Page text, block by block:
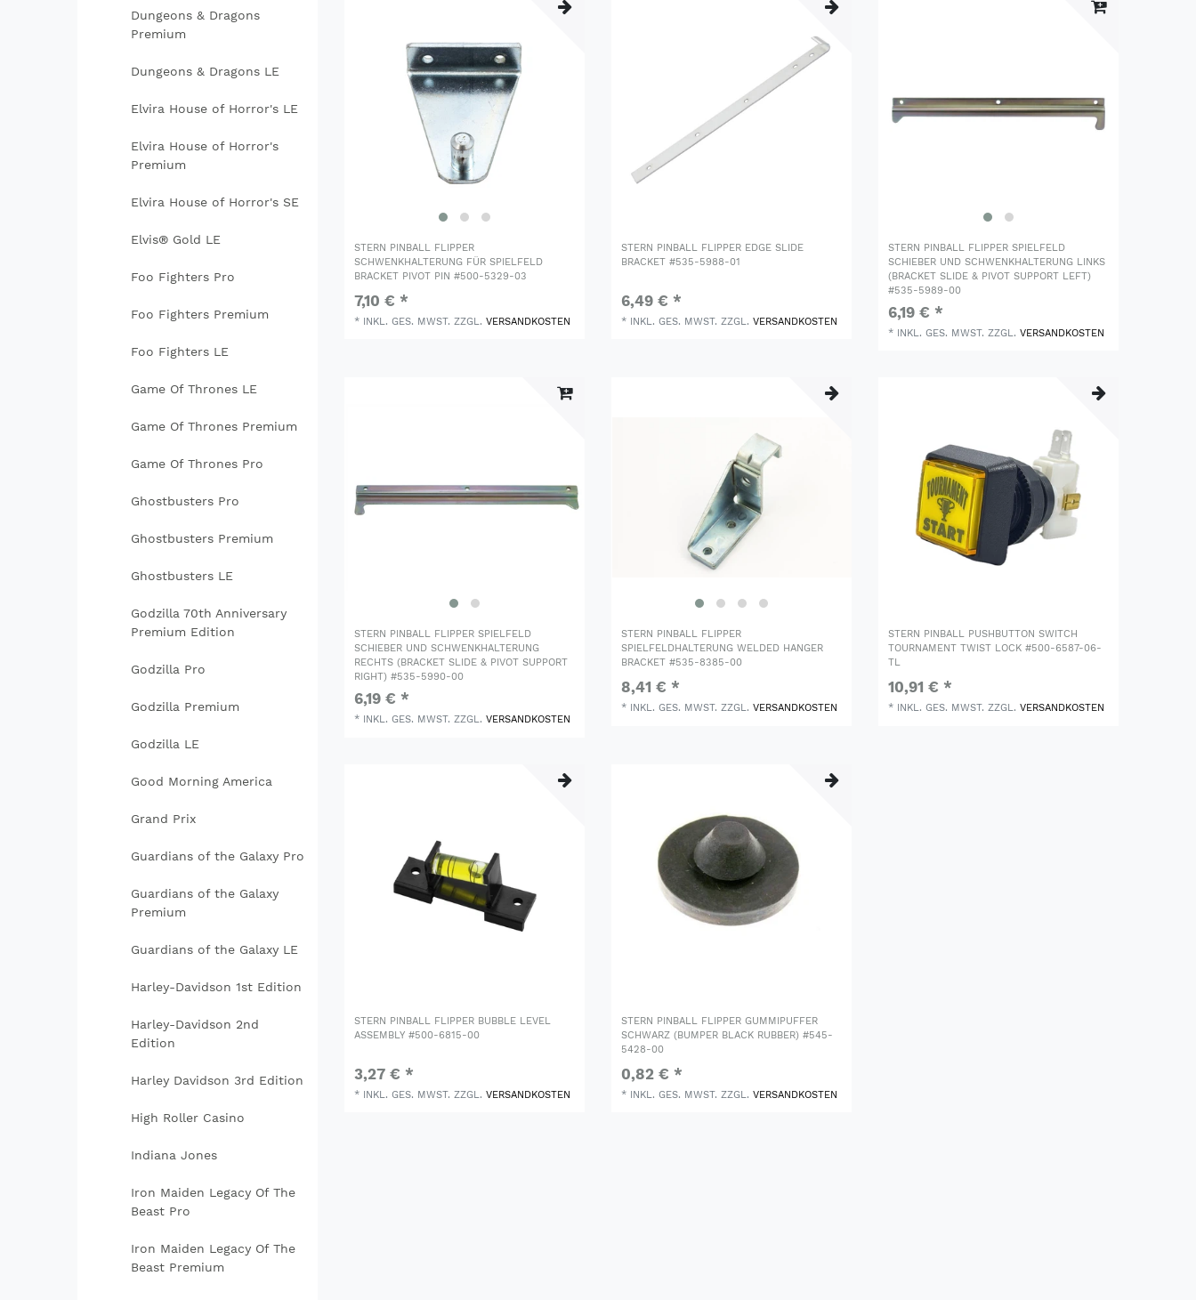
Dungeons & Dragons
Premium
Dungeons & Dragons LE
Elvira House of Horror's LE
Elvira House of Horror's
Premium
Elvira House of Horror's SE
Elvis® Gold LE
Foo Fighters Pro
Foo Fighters Premium
Foo Fighters LE
Game Of Thrones LE
Game Of Thrones Premium
Game Of Thrones Pro
Ghostbusters Pro
Ghostbusters Premium
Ghostbusters LE
Godzilla 70th Anniversary
Premium Edition
Godzilla Pro
Godzilla Premium
Godzilla LE
Good Morning America
Grand Prix
Guardians of the Galaxy Pro
Guardians of the Galaxy
Premium
Guardians of the Galaxy LE
Harley-Davidson 1st Edition
Harley-Davidson 2nd
Edition
Harley Davidson 3rd Edition
High Roller Casino
Indiana Jones
Iron Maiden Legacy Of The
Beast Pro
Iron Maiden Legacy Of The
Beast Premium
STERN PINBALL FLIPPER
SCHWENKHALTERUNG FÜR SPIELFELD
BRACKET PIVOT PIN #500-5329-03
7,10 € *
* INKL. GES. MWST. ZZGL.VERSANDKOSTEN
STERN PINBALL FLIPPER EDGE SLIDE
BRACKET #535-5988-01
6,49 € *
* INKL. GES. MWST. ZZGL.VERSANDKOSTEN
STERN PINBALL FLIPPER SPIELFELD
SCHIEBER UND SCHWENKHALTERUNG LINKS
(BRACKET SLIDE & PIVOT SUPPORT LEFT)
#535-5989-00
6,19 € *
* INKL. GES. MWST. ZZGL.VERSANDKOSTEN
STERN PINBALL FLIPPER SPIELFELD
SCHIEBER UND SCHWENKHALTERUNG
RECHTS (BRACKET SLIDE & PIVOT SUPPORT
RIGHT) #535-5990-00
6,19 € *
* INKL. GES. MWST. ZZGL.VERSANDKOSTEN
STERN PINBALL FLIPPER
SPIELFELDHALTERUNG WELDED HANGER
BRACKET #535-8385-00
8,41 € *
* INKL. GES. MWST. ZZGL.VERSANDKOSTEN
STERN PINBALL PUSHBUTTON SWITCH
TOURNAMENT TWIST LOCK #500-6587-06-
TL
10,91 € *
* INKL. GES. MWST. ZZGL.VERSANDKOSTEN
STERN PINBALL FLIPPER BUBBLE LEVEL
ASSEMBLY #500-6815-00
3,27 € *
* INKL. GES. MWST. ZZGL.VERSANDKOSTEN
STERN PINBALL FLIPPER GUMMIPUFFER
SCHWARZ (BUMPER BLACK RUBBER) #545-
5428-00
0,82 € *
* INKL. GES. MWST. ZZGL.VERSANDKOSTEN